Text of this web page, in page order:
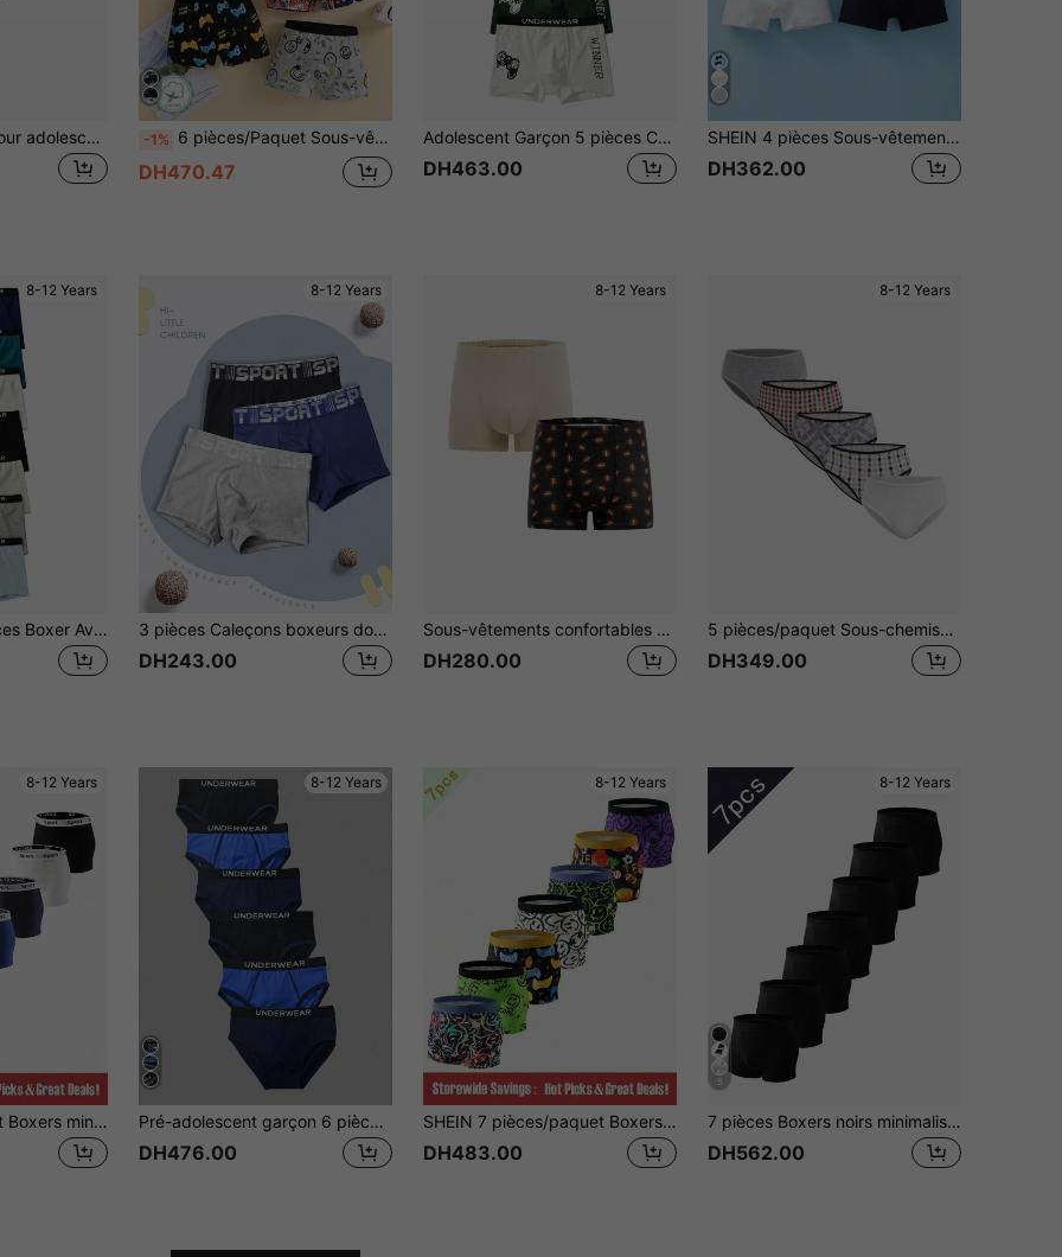
Sous-vêtements pour adolescents garçons, 4 pièces/paquet, caleçons de sport avec ceinture à lettres, toutes saisons -1% 6 pièces/Paquet Sous-vêtements boxeurs en coton colorés avec motifs de jeux vidéo pour garçons préadolescents
DH470.47
Adolescent Garçon 5 pièces Caleçon Manette De Jeu & À Lettres À Bande Contrastante
DH463.00
SHEIN 4 pièces Sous-vêtements de base pour garçons pré-adolescents, couleur unie avec bande élastique imprimée et bordure colorée
DH362.00
8-12 Years
Petit Garçon 7 pièces Boxer Avec Bande Lettre
8-12 Years
3 pièces Caleçons boxeurs doux et confortables à patchwork de lettres pour pré-adolescents
DH243.00
8-12 Years
Sous-vêtements confortables en coton avec motif de dessin animé de football pour garçons
DH280.00
8-12 Years
5 pièces/paquet Sous-chemises confortables en soie de lait à imprimé étoiles pour garçons
DH349.00
8-12 Years
SHEIN 7 pièces/set Boxers minimalistes pour garçons avec imprimé de lettre anglaise sur la ceinture, confort
8-12 Years
Pré-adolescent garçon 6 pièces Caleçons minimalistes à la mode, taille élastique, couleur unie, confortables
DH476.00
8-12 Years
SHEIN 7 pièces/paquet Boxers de garçon confortables avec motifs de console de jeu, football, rugby et visage souriant pour la croissance
DH483.00
8-12 Years
5
7 pièces Boxers noirs minimalistes pour garçons, confortables pour toutes les saisons
DH562.00